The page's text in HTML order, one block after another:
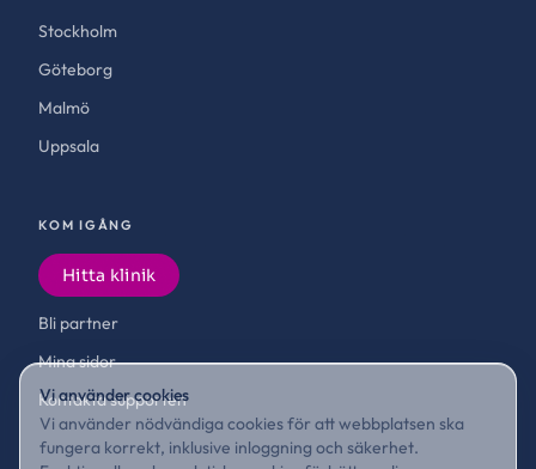
Stockholm
Göteborg
Malmö
Uppsala
KOM IGÅNG
Hitta klinik
Bli partner
Mina sidor
Kontakta supporten
Vi använder cookies
Vi använder nödvändiga cookies för att webbplatsen ska
fungera korrekt, inklusive inloggning och säkerhet.